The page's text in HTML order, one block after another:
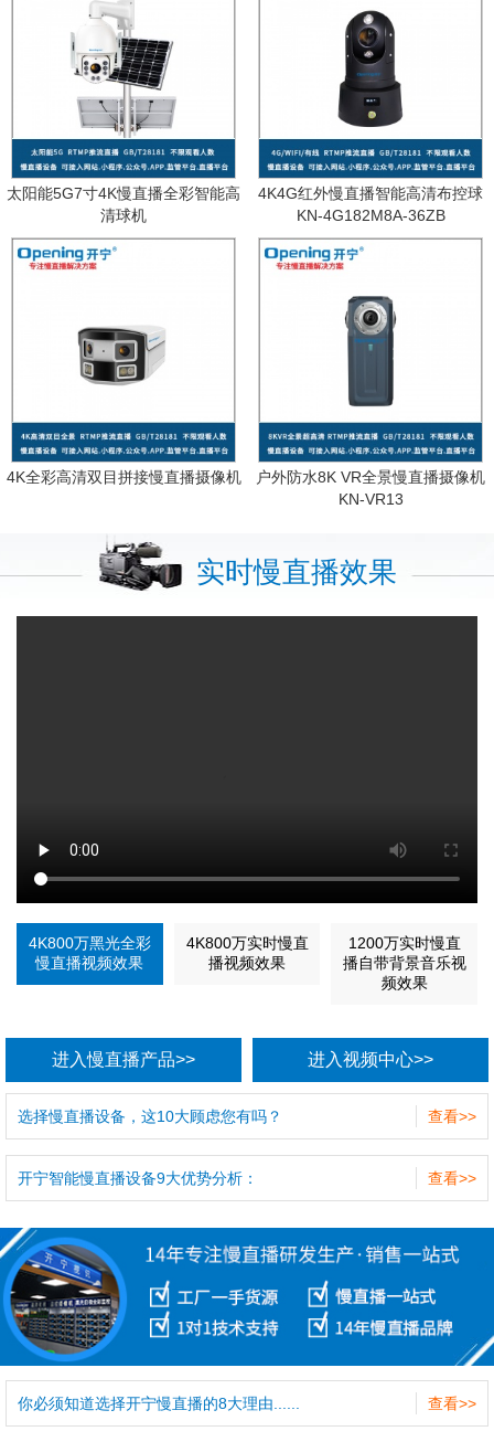
太阳能5G7寸4K慢直播全彩智能高
清球机
4K4G红外慢直播智能高清布控球
KN-4G182M8A-36ZB
4K全彩高清双目拼接慢直播摄像机
户外防水8K VR全景慢直播摄像机
KN-VR13
实时慢直播效果
4K800万黑光全彩
慢直播视频效果
4K800万实时慢直
播视频效果
1200万实时慢直
播自带背景音乐视
频效果
进入慢直播产品>> 进入视频中心>>
查看>>
选择慢直播设备，这10大顾虑您有吗？
查看>>
开宁智能慢直播设备9大优势分析：
查看>>
你必须知道选择开宁慢直播的8大理由......